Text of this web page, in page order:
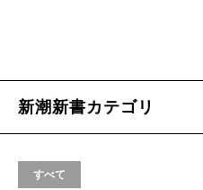
新潮新書カテゴリ
すべて